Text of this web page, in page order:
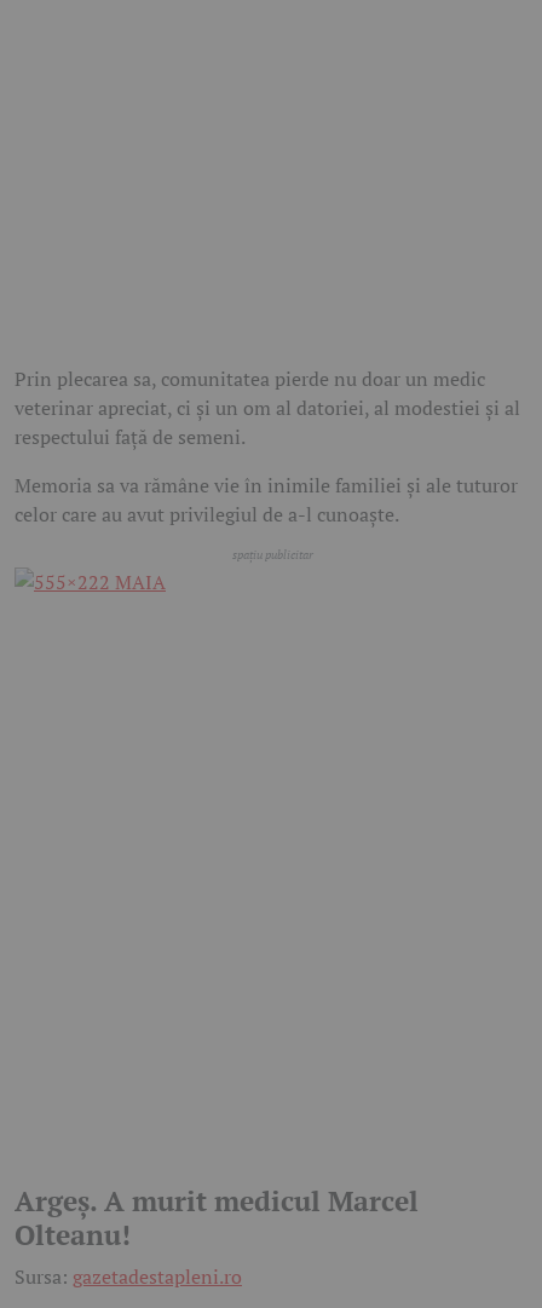
Prin plecarea sa, comunitatea pierde nu doar un medic
veterinar apreciat, ci și un om al datoriei, al modestiei și al
respectului față de semeni.
Memoria sa va rămâne vie în inimile familiei și ale tuturor
celor care au avut privilegiul de a-l cunoaște.
Argeș. A murit medicul Marcel
Olteanu!
Sursa: gazetadestapleni.ro